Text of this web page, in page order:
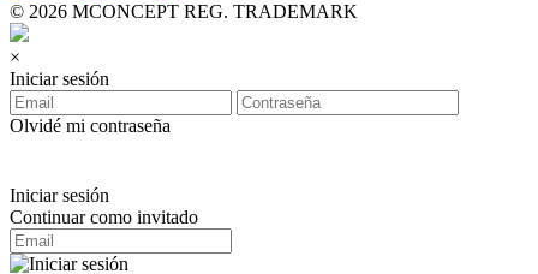
© 2026 MCONCEPT REG. TRADEMARK
×
Iniciar sesión
Olvidé mi contraseña
Iniciar sesión
Continuar como invitado